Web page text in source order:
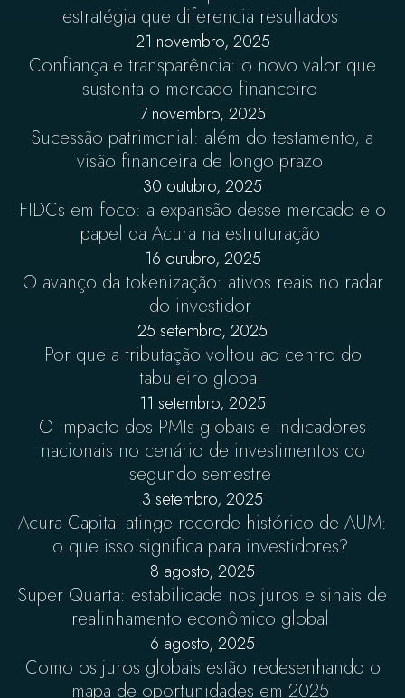
estratégia que diferencia resultados
21 novembro, 2025
Confiança e transparência: o novo valor que
sustenta o mercado financeiro
7 novembro, 2025
Sucessão patrimonial: além do testamento, a
visão financeira de longo prazo
30 outubro, 2025
FIDCs em foco: a expansão desse mercado e o
papel da Acura na estruturação
16 outubro, 2025
O avanço da tokenização: ativos reais no radar
do investidor
25 setembro, 2025
Por que a tributação voltou ao centro do
tabuleiro global
11 setembro, 2025
O impacto dos PMIs globais e indicadores
nacionais no cenário de investimentos do
segundo semestre
3 setembro, 2025
Acura Capital atinge recorde histórico de AUM:
o que isso significa para investidores?
8 agosto, 2025
Super Quarta: estabilidade nos juros e sinais de
realinhamento econômico global
6 agosto, 2025
Como os juros globais estão redesenhando o
mapa de oportunidades em 2025